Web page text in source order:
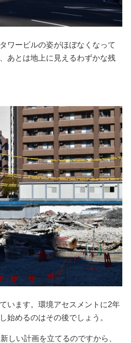
ワービルの姿がほぼなくなって
あとは地上に見えるわずかな残
います。環境アセスメントに2年
始めるのはその後でしょう。
しい計画を立てるのですから、